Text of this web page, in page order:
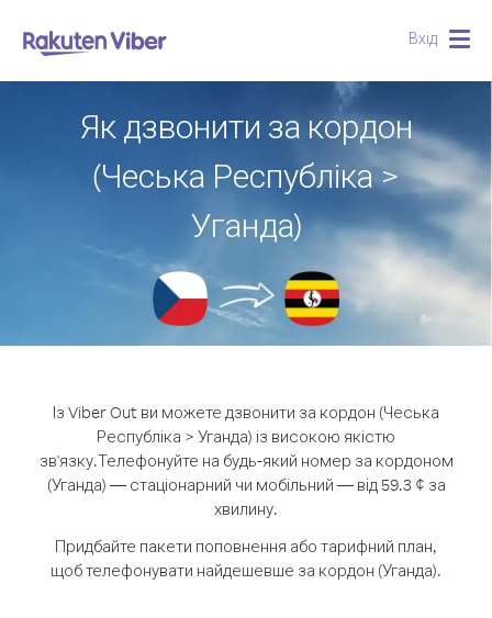
Вхід
Як дзвонити за кордон
(Чеська Республіка >
Уганда)
Із Viber Out ви можете дзвонити за кордон (Чеська
Республіка > Уганда) із високою якістю
зв'язку.Телефонуйте на будь-який номер за кордоном
(Уганда) — стаціонарний чи мобільний — від 59.3 ¢ за
хвилину.
Придбайте пакети поповнення або тарифний план,
щоб телефонувати найдешевше за кордон (Уганда).